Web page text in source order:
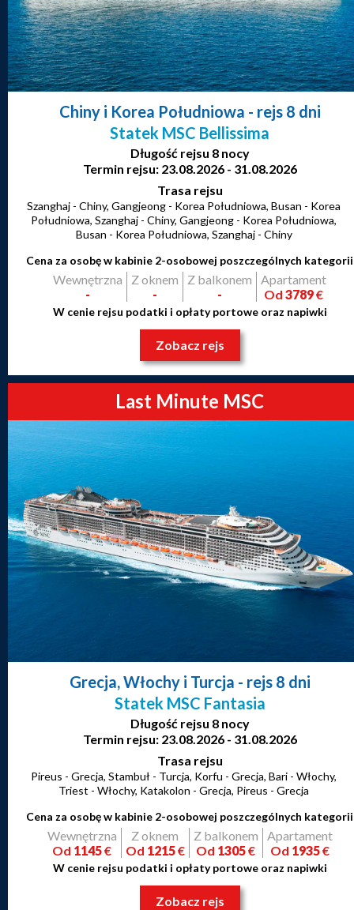
Chiny i Korea Południowa - rejs 8 dni
Statek MSC Bellissima
Długość rejsu 8 nocy
Termin rejsu: 23.08.2026 - 31.08.2026
Trasa rejsu
Szanghaj - Chiny, Gangjeong - Korea Południowa, Busan - Korea
Południowa, Szanghaj - Chiny, Gangjeong - Korea Południowa,
Busan - Korea Południowa, Szanghaj - Chiny
Cena za osobę w kabinie 2-osobowej poszczególnych kategorii
Wewnętrzna
-
Z oknem
-
Z balkonem
-
Apartament
Od 3789€
W cenie rejsu podatki i opłaty portowe oraz napiwki
Zobacz rejs
Last Minute MSC
Grecja, Włochy i Turcja - rejs 8 dni
Statek MSC Fantasia
Długość rejsu 8 nocy
Termin rejsu: 23.08.2026 - 31.08.2026
Trasa rejsu
Pireus - Grecja, Stambuł - Turcja, Korfu - Grecja, Bari - Włochy,
Triest - Włochy, Katakolon - Grecja, Pireus - Grecja
Cena za osobę w kabinie 2-osobowej poszczególnych kategorii
Wewnętrzna
Od 1145€
Z oknem
Od 1215€
Z balkonem
Od 1305€
Apartament
Od 1935€
W cenie rejsu podatki i opłaty portowe oraz napiwki
Zobacz rejs